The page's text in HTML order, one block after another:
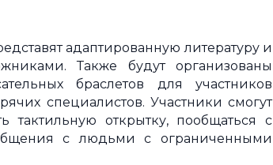
адаптированную литературу и
Также будут организованы
браслетов для участников
специалистов. Участники смогут
тактильную открытку, пообщаться с
с людьми с ограниченными